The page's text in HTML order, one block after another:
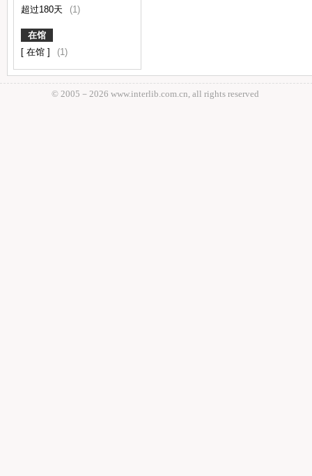
超过180天
(1)
在馆
[ 在馆 ]
(1)
© 2005－ 2026 www.interlib.com.cn, all rights reserved